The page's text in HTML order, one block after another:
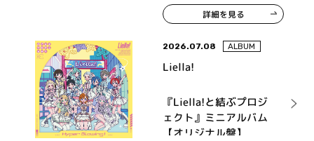
詳細を見る
2026.07.08 ALBUM
Liella!
『Liella!と結ぶプロジ
ェクト』ミニアルバム
【オリジナル盤】